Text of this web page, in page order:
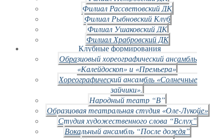
Филиал Рассветовский ДК
Филиал Рыбновский Клуб
Филиал Ушаковский ДК
Филиал Храбровский ДК
Клубные формирования
Образцовый хореографический ансамбль
«Калейдоскоп» и «Премьера»
Хореографический ансамбль «Солнечные
зайчики».
Народный театр “В”
Образцовая театральная студия «Оле-Лукойе»
Студия художественного слова “Вслух”
Вокальный ансамбль “После дождя”